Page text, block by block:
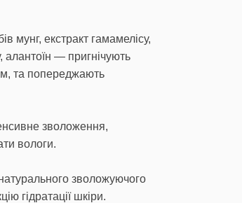
мунг, екстракт гамамелісу,
алантоїн — пригнічують
та попереджають
зволоження,
вологи.
зволожуючого
гідратації шкіри.